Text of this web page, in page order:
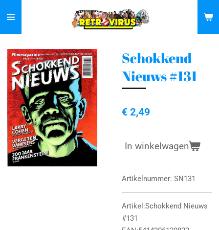
direct
naar
de
hoofdinhoud
Schokkend
Nieuws #131
€ 2,49
In winkelwagen
Artikelnummer: SN131
Artikel:Schokkend Nieuws
#131